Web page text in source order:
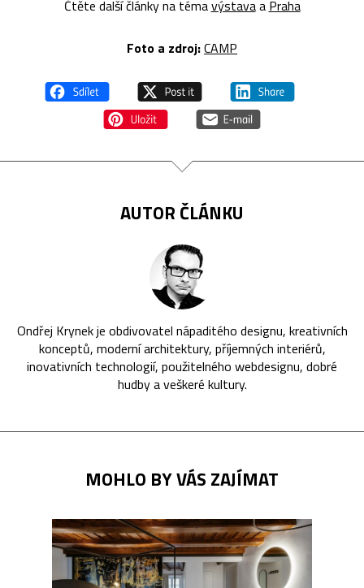
Čtěte další články na témavýstavaa Praha
Foto a zdroj:CAMP
AUTOR ČLÁNKU
Ondřej Krynek je obdivovatel nápaditého designu, kreativních
konceptů, moderní architektury, příjemných interiérů,
inovativních technologií, použitelného webdesignu, dobré
hudby a veškeré kultury.
MOHLO BY VÁS ZAJÍMAT